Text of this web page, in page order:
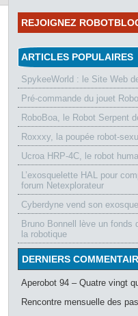
REJOIGNEZ
ARTICLES POPULAIRES
SpykeeWorld : le Site Web
Pré-commande du jouet
RoboBoa, le Robot Serpent
Roxxxy, la poupée robot-
Ucroa HRP-4C, le robot
L’exosquelette HAL pour
forum Netexplorateur
Cyberdyne vend son
Bruno Bonnell lève un fonds
la robotique
DERNIERS
Aperobot 94 – Quatre vingt
Rencontre mensuelle des